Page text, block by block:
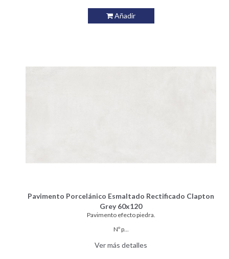
Añadir
Pavimento Porcelánico Esmaltado Rectificado Clapton
Grey 60x120
Pavimento efecto piedra.
Nº p...
Ver más detalles